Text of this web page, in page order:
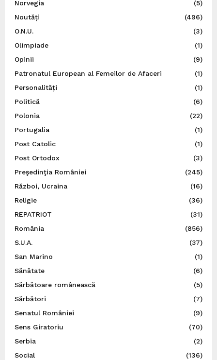
Norvegia
(5)
Noutăți
(496)
O.N.U.
(3)
Olimpiade
(1)
Opinii
(9)
Patronatul European al Femeilor de Afaceri
(1)
Personalități
(1)
Politică
(6)
Polonia
(22)
Portugalia
(1)
Post Catolic
(1)
Post Ortodox
(3)
Preşedinţia României
(245)
Război, Ucraina
(16)
Religie
(36)
REPATRIOT
(31)
România
(856)
S.U.A.
(37)
San Marino
(1)
Sănătate
(6)
Sărbătoare românească
(5)
Sărbători
(7)
Senatul României
(9)
Sens Giratoriu
(70)
Serbia
(2)
Social
(136)